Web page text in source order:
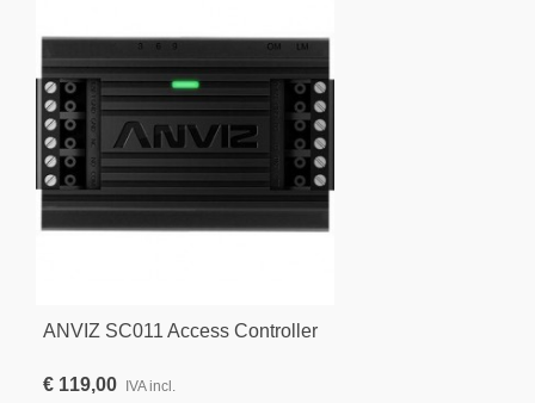
ANVIZ SC011 Access Controller
€ 119,00
IVA incl.